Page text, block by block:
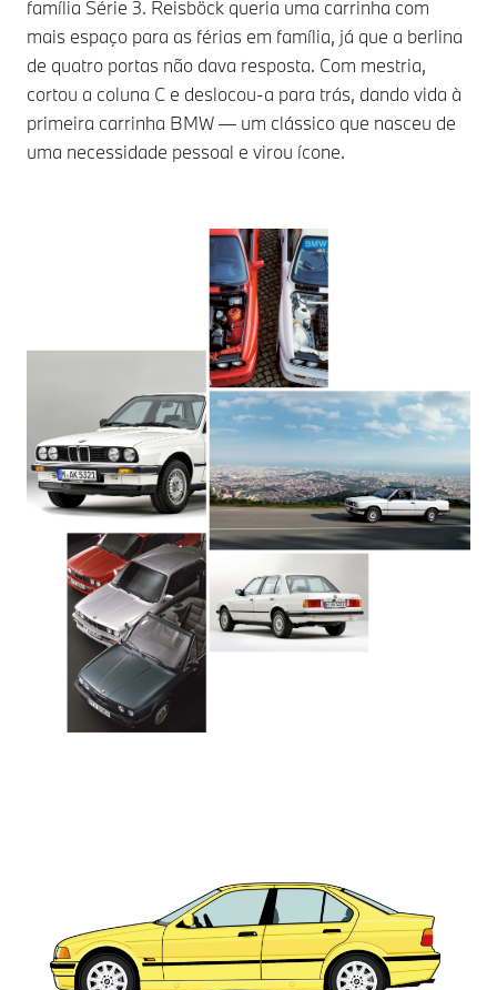
família Série 3. Reisböck queria uma carrinha com
mais espaço para as férias em família, já que a berlina
de quatro portas não dava resposta. Com mestria,
cortou a coluna C e deslocou-a para trás, dando vida à
primeira carrinha BMW — um clássico que nasceu de
uma necessidade pessoal e virou ícone.